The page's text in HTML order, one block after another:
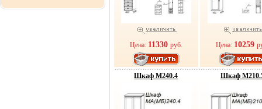
Цена: 11330 руб. Цена: 10259
Шкаф М240.4 Шкаф